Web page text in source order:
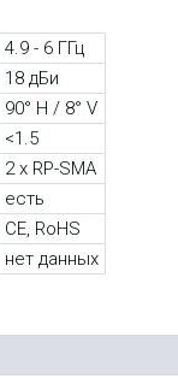
4.9 - 6 ГГц
18 дБи
90° H / 8° V
<1.5
2 x RP-SMA
есть
CE, RoHS
нет данных